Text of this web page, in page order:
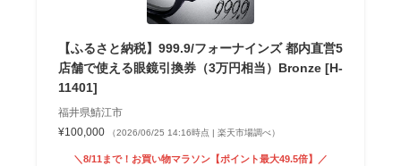
【ふるさと納税】999.9/フォーナインズ 都内直営5
店舗で使える眼鏡引換券（3万円相当）Bronze [H-
11401]
福井県鯖江市
¥100,000
（2026/06/25 14:16時点 | 楽天市場調べ）
＼8/11まで！お買い物マラソン【ポイント最大49.5倍】／